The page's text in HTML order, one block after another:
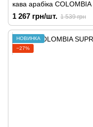
кава арабіка
1 267 грн/шт. 1 539 грн
НОВИНКА
−27%